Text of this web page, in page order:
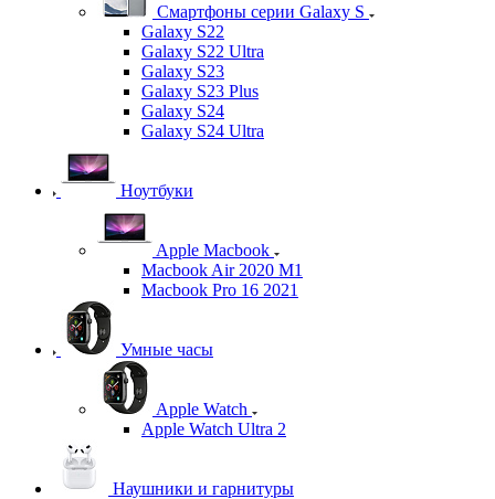
Смартфоны серии Galaxy S
Galaxy S22
Galaxy S22 Ultra
Galaxy S23
Galaxy S23 Plus
Galaxy S24
Galaxy S24 Ultra
Ноутбуки
Apple Macbook
Macbook Air 2020 M1
Macbook Pro 16 2021
Умные часы
Apple Watch
Apple Watch Ultra 2
Наушники и гарнитуры